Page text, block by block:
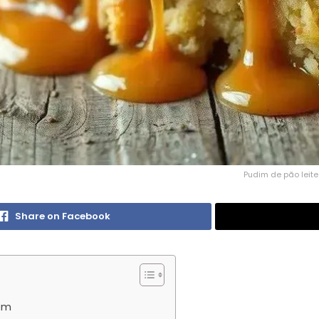
Pudim de pão
Share on Facebook